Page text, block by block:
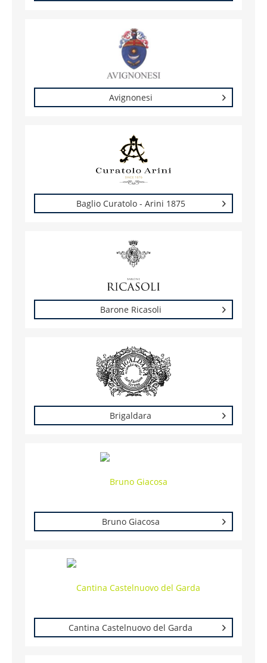
Avignonesi
Baglio Curatolo - Arini 1875
Barone Ricasoli
Brigaldara
Bruno Giacosa
Cantina Castelnuovo del Garda